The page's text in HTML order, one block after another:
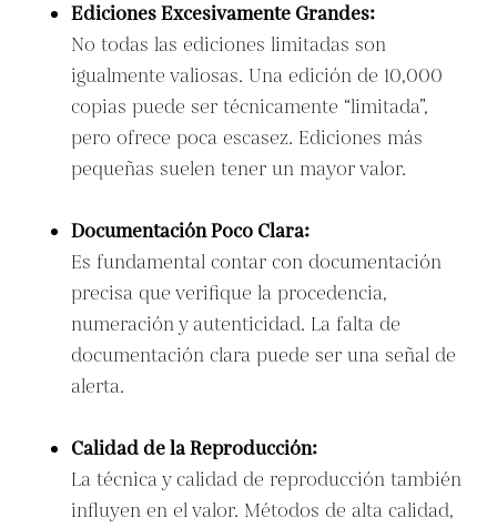
Ediciones Excesivamente Grandes:
No todas las ediciones limitadas son
igualmente valiosas. Una edición de 10,000
copias puede ser técnicamente “limitada”,
pero ofrece poca escasez. Ediciones más
pequeñas suelen tener un mayor valor.
Documentación Poco Clara:
Es fundamental contar con documentación
precisa que verifique la procedencia,
numeración y autenticidad. La falta de
documentación clara puede ser una señal de
alerta.
Calidad de la Reproducción:
La técnica y calidad de reproducción también
influyen en el valor. Métodos de alta calidad,